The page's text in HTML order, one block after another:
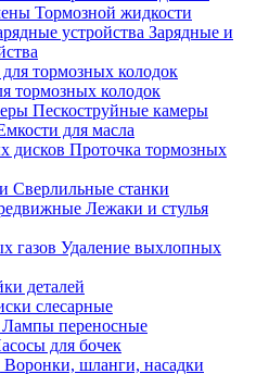
Тормозной жидкости
Зарядные и
тормозных колодок
Пескоструйные камеры
для масла
Проточка тормозных
Сверлильные станки
Лежаки и стулья
Удаление выхлопных
деталей
слесарные
Лампы переносные
для бочек